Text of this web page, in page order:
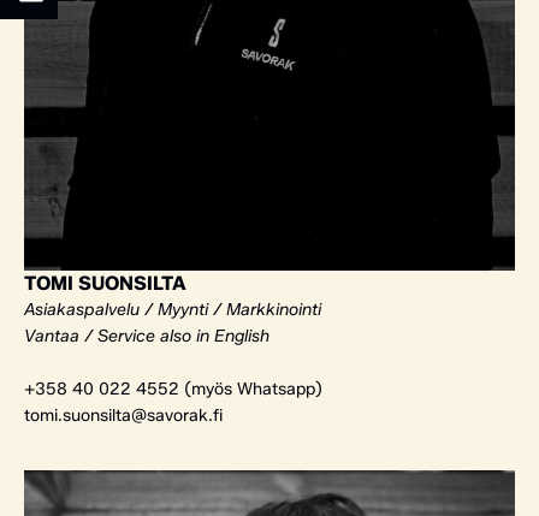
TOMI SUONSILTA
Asiakaspalvelu / Myynti / Markkinointi
Vantaa / Service also in English
+358 40 022 4552 (myös Whatsapp)
tomi.suonsilta@savorak.fi